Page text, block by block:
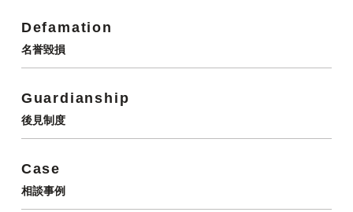
Defamation
名誉毀損
Guardianship
後見制度
Case
相談事例